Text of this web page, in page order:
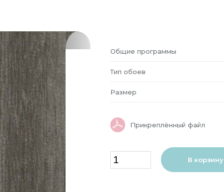
Общие программы
Тип обоев
Размер
Прикреплённый файл
В корзину